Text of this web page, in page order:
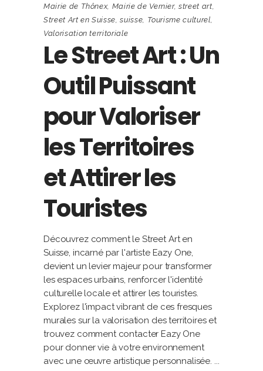
Mairie de Thônex, Mairie de Vernier,street art,
Street Art en Suisse,suisse, Tourisme culturel,
Valorisation territoriale
Le Street Art : Un
Outil Puissant
pour Valoriser
les Territoires
et Attirer les
Touristes
Découvrez comment le Street Art en
Suisse, incarné par l'artiste Eazy One,
devient un levier majeur pour transformer
les espaces urbains, renforcer l'identité
culturelle locale et attirer les touristes.
Explorez l'impact vibrant de ces fresques
murales sur la valorisation des territoires et
trouvez comment contacter Eazy One
pour donner vie à votre environnement
avec une œuvre artistique personnalisée.